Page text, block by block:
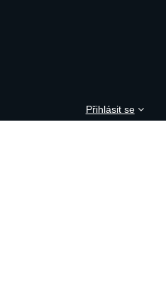
Přihlásit se